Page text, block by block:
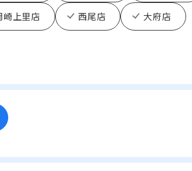
崎上里店 西尾店 大府店